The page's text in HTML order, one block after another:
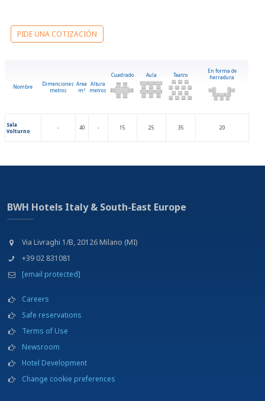
Ir a montar a caballo
Tenis
PIDE UNA COTIZACIÓN
Nombre
Dimenciones
metros
Area
m2
Altura
metros
Cuadrado Aula Teatro
En forma de
herradura
Sala
Volturno
- 40 - 15 25 35 20
BWH Hotels Italy & South-East Europe
Via Livraghi 1/B, 20126 Milano (MI)
+39 02 831081
[email protected]
Careers
Safe reservations
Terms of Use
Newsroom
Hotel Development
Change cookie preferences